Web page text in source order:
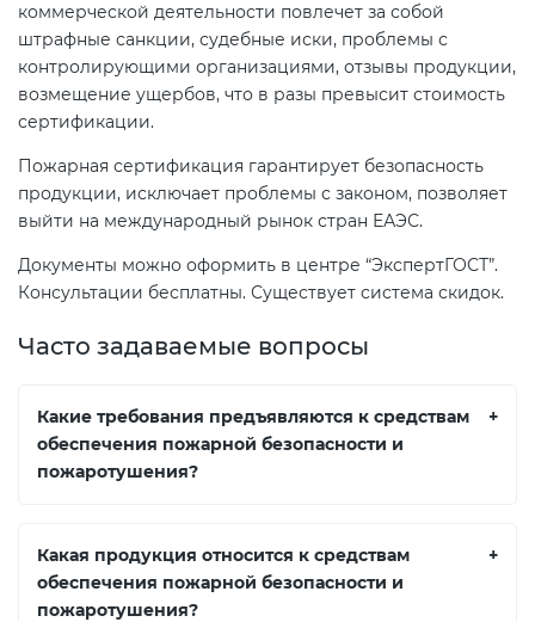
коммерческой деятельности повлечет за собой
штрафные санкции, судебные иски, проблемы с
контролирующими организациями, отзывы продукции,
возмещение ущербов, что в разы превысит стоимость
сертификации.
Пожарная сертификация гарантирует безопасность
продукции, исключает проблемы с законом, позволяет
выйти на международный рынок стран ЕАЭС.
Документы можно оформить в центре “ЭкспертГОСТ”.
Консультации бесплатны. Существует система скидок.
Часто задаваемые вопросы
Какие требования предъявляются к средствам
обеспечения пожарной безопасности и
пожаротушения?
+
Какая продукция относится к средствам
обеспечения пожарной безопасности и
пожаротушения?
+